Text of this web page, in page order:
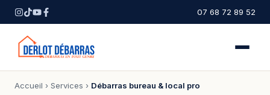
07 68 72 89 52
Accueil › Services › Débarras bureau & local pro